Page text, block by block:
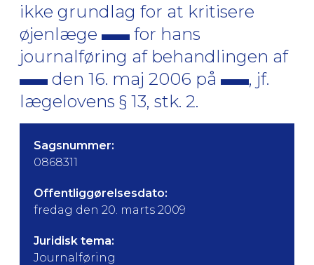
ikke grundlag for at kritisere
øjenlæge
for hans
journalføring af behandlingen af
den 16. maj 2006 på
, jf.
lægelovens § 13, stk. 2.
Sagsnummer:
0868311
Offentliggørelsesdato:
fredag den 20. marts 2009
Juridisk tema:
Journalføring